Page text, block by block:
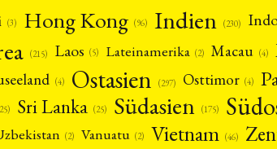
(3) Hong Kong (96) Indien (230)
(215) Laos (5) Lateinamerika (2) Macau (4)
(4) Ostasien (297) Osttimor (4)
Sri Lanka (25) Südasien (175)
(2) Vanuatu (2) Vietnam (46)